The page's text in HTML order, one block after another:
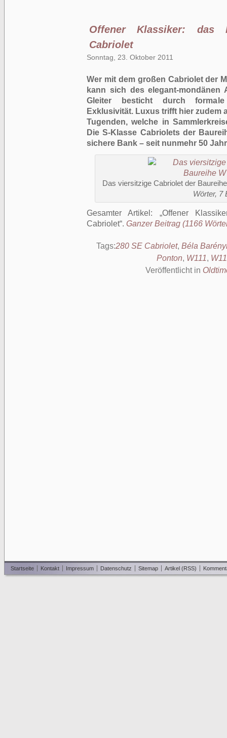
Offener Klassiker: das
Cabriolet
Sonntag, 23. Oktober 2011
Wer mit dem großen Cabriolet der
kann sich des elegant-
Gleiter besticht durch
Exklusivität. Luxus trifft hier zudem
Tugenden, welche in
Die S-Klasse Cabriolets der
sichere Bank – seit nunmehr 50
Das viersitzige Cabriolet der
Wörter, 7
Gesamter Artikel:
Offener
Cabriolet . Ganzer Beitrag (1166
Tags:280 SE Cabriolet, Béla
Ponton, W111,
Veröffentlicht in
Startseite Kontakt Impressum Datenschutz Sitemap Artikel (RSS)